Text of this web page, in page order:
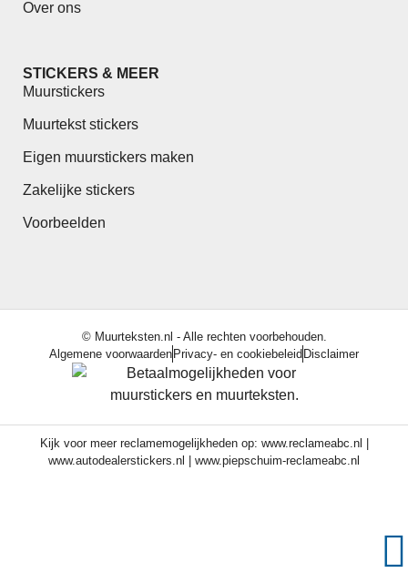
Over ons
STICKERS & MEER
Muurstickers
Muurtekst stickers
Eigen muurstickers maken
Zakelijke stickers
Voorbeelden
© Muurteksten.nl - Alle rechten voorbehouden.
Algemene voorwaarden Privacy- en cookiebeleid Disclaimer
Kijk voor meer reclamemogelijkheden op: www.reclameabc.nl
www.autodealerstickers.nl
www.piepschuim-reclameabc.nl